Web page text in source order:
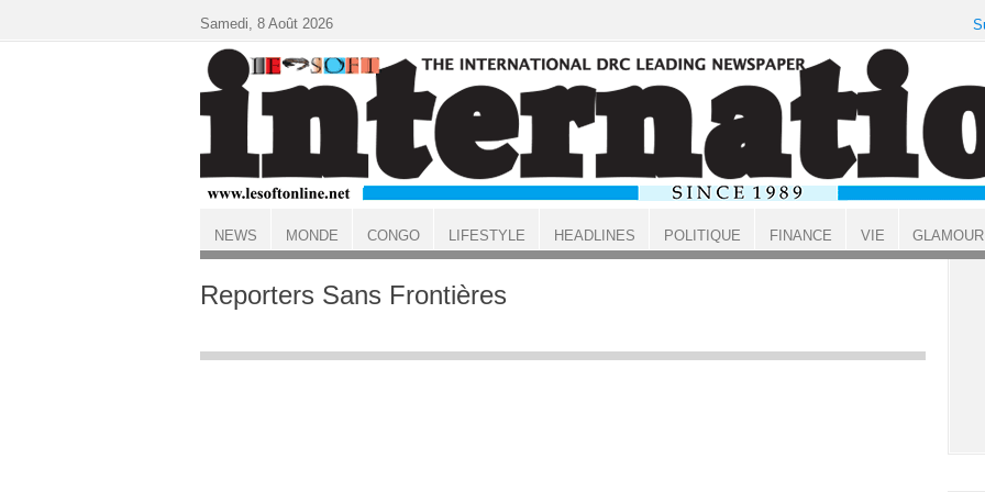
ACCUEIL
Reporters Sans Frontières
Samedi, 8 Août 2026
NEWS MONDE CONGO LIFESTYLE HEADLINES POLITIQUE FINANCE VIE GLAMOUR